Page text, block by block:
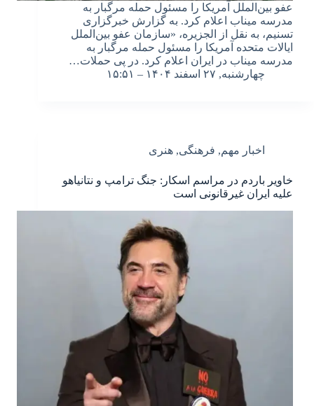
عفو بین‌الملل آمریکا را مسئول حمله مرگبار به
مدرسه میناب اعلام کرد. به گزارش خبرگزاری
تسنیم، به نقل از الجزیره، «سازمان عفو بین‌الملل
ایالات متحده آمریکا را مسئول حمله مرگبار به
مدرسه میناب در ایران اعلام کرد. در پی حملات…
چهارشنبه, ۲۷ اسفند ۱۴۰۴ – ۱۵:۵۱
اخبار مهم, فرهنگی, هنری
خاویر باردم در مراسم اسکار: جنگ ترامپ و نتانیاهو
علیه ایران غیرقانونی است